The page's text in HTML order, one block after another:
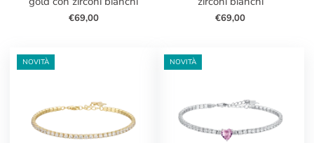
€69,00 €69,00
NOVITÀ NOVITÀ